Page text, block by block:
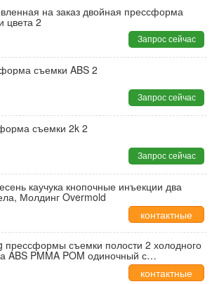
на заказ двойная прессформа
цвета 2
Запрос сейчас
съемки ABS 2
Запрос сейчас
съемки 2k 2
Запрос сейчас
каучука кнопочные инъекции два
Молдинг Overmold
контактные
данные
прессформы съемки полости 2 холодного
ABS PMMA POM одиночный с
контактные